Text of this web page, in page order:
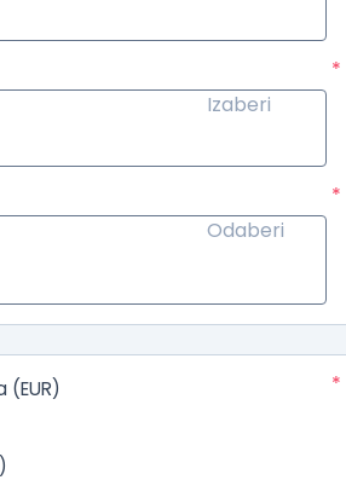
*
Izaberi
*
Odaberi
*